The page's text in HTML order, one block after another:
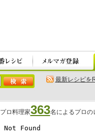
最新レシピを
プロ料理家363名によるプロの